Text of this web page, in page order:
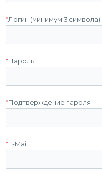
*Логин (минимум 3 символа)
*Пароль
*Подтверждение пароля
*E-Mail